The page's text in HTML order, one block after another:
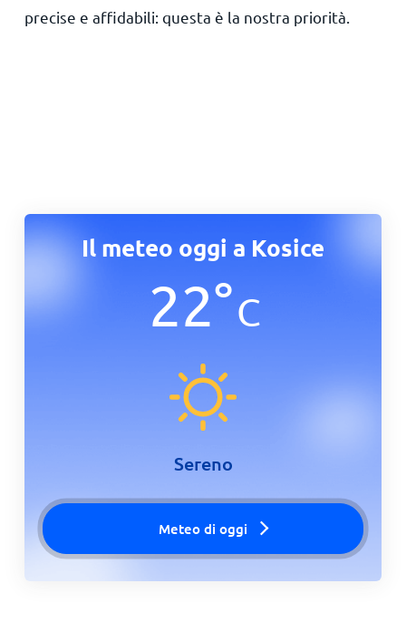
precise e affidabili: questa è la nostra priorità.
Il meteo oggi a Kosice
22°C
Sereno
Meteo di oggi